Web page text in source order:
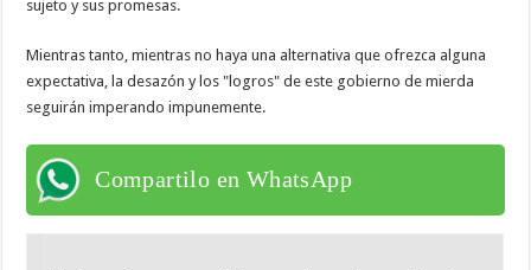
sujeto y sus promesas.
Mientras tanto, mientras no haya una alternativa que ofrezca alguna
expectativa, la desazón y los "logros" de este gobierno de mierda
seguirán imperando impunemente.
Compartilo en WhatsApp